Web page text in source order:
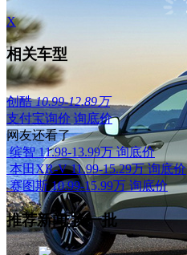
X
相关车型
创酷 10.99-12.89万
支付宝询价 询底价
网友还看了
缤智 11.98-13.99万 询底价
本田XR-V 11.99-15.29万 询底价
赛图斯 10.99-15.99万 询底价
推荐新闻换一批